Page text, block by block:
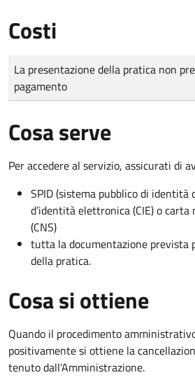
Costi
Tipo di pagamento
Importo
La presentazione della pratica non
pagamento
Cosa serve
Per accedere al servizio, assicurati di
SPID (sistema pubblico di identità
d’identità elettronica (CIE) o carta
(CNS)
tutta la documentazione prevista
della pratica.
Cosa si ottiene
Quando il procedimento
positivamente si ottiene la
tenuto dall'Amministrazione.